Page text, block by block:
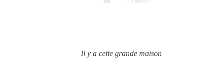
Il y a cette grande maison